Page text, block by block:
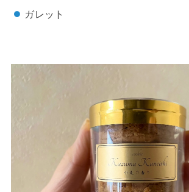
ガレット